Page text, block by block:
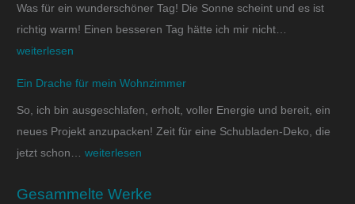
Was für ein wunderschöner Tag! Die Sonne scheint und es ist
richtig warm! Einen besseren Tag hätte ich mir nicht…
weiterlesen
Ein Drache für mein Wohnzimmer
So, ich bin ausgeschlafen, erholt, voller Energie und bereit, ein
neues Projekt anzupacken! Zeit für eine Schubladen-Deko, die
jetzt schon…weiterlesen
Gesammelte Werke